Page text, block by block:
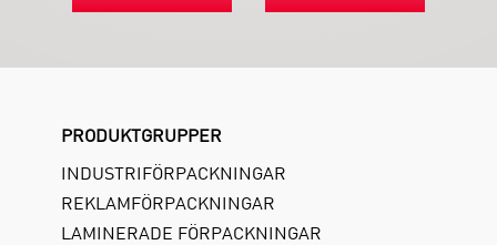
PRODUKTGRUPPER
INDUSTRIFÖRPACKNINGAR
REKLAMFÖRPACKNINGAR
LAMINERADE FÖRPACKNINGAR